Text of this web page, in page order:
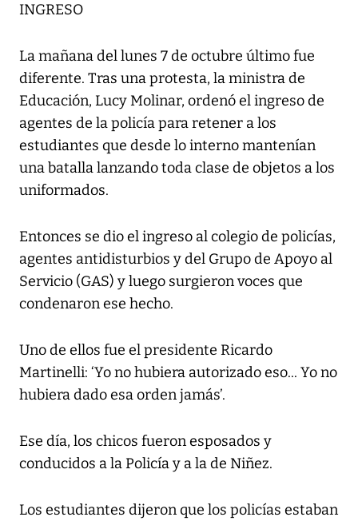
INGRESO
La mañana del lunes 7 de octubre último fue
diferente. Tras una protesta, la ministra de
Educación, Lucy Molinar, ordenó el ingreso de
agentes de la policía para retener a los
estudiantes que desde lo interno mantenían
una batalla lanzando toda clase de objetos a los
uniformados.
Entonces se dio el ingreso al colegio de policías,
agentes antidisturbios y del Grupo de Apoyo al
Servicio (GAS) y luego surgieron voces que
condenaron ese hecho.
Uno de ellos fue el presidente Ricardo
Martinelli: ‘Yo no hubiera autorizado eso... Yo no
hubiera dado esa orden jamás’.
Ese día, los chicos fueron esposados y
conducidos a la Policía y a la de Niñez.
Los estudiantes dijeron que los policías estaban